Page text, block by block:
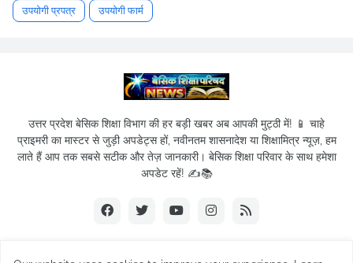
उपयोगी प्रपत्र उपयोगी फार्म
उत्तर प्रदेश बेसिक शिक्षा विभाग की हर बड़ी खबर अब आपकी मुट्ठी में! 📱 चाहे
प्राइमरी का मास्टर से जुड़ी अपडेट्स हों, नवीनतम शासनादेश या शिक्षामित्र न्यूज़, हम
लाते हैं आप तक सबसे सटीक और तेज़ जानकारी। बेसिक शिक्षा परिवार के साथ हमेशा
अपडेट रहें! ✍️📚